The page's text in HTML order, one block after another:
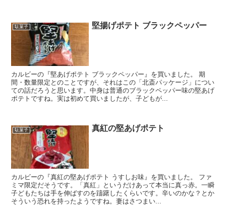
駄菓子 堅揚げポテト ブラックペッパー
カルビーの『堅あげポテト ブラックペッパー』を買いました。 期
間・数量限定とのことですが、それはこの「北斎パッケージ」につい
ての話だろうと思います。中身は普通のブラックペッパー味の堅あげ
ポテトですね。実は初めて買いましたが、子どもが...
駄菓子 真紅の堅あげポテト
カルビーの『真紅の堅あげポテト うすしお味』を買いました。 ファ
ミマ限定だそうです。「真紅」というだけあって本当に真っ赤。一瞬
子どもたちは手を伸ばすのを躊躇したくらいです。辛いのかな？とか
そういう恐れを持ったようですね。妻はさつまい...